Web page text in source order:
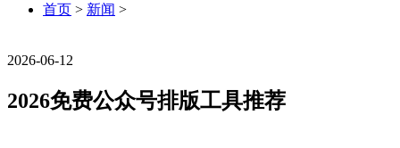
首页 > 新闻 >
2026-06-12
2026免费公众号排版工具推荐